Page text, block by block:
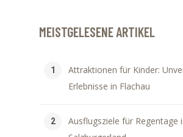
MEISTGELESENE ARTIKEL
Attraktionen für Kinder:
Erlebnisse in Flachau
Ausflugsziele für Regentage